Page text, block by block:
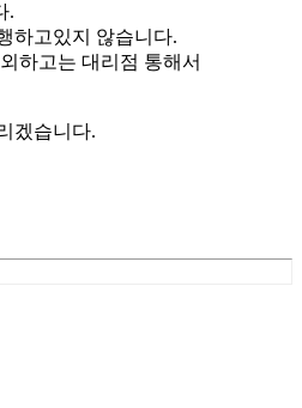
.
하고있지 않습니다.
하고는 대리점 통해서
겠습니다.